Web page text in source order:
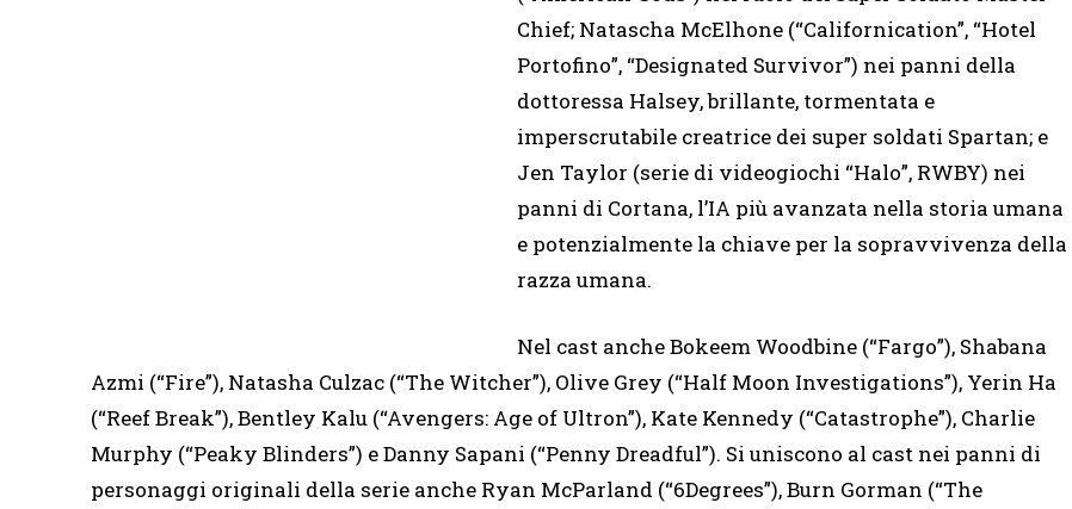
Chief; Natascha McElhone (“Californication”, “Hotel
Portofino”, “Designated Survivor”) nei panni della
dottoressa Halsey, brillante, tormentata e
imperscrutabile creatrice dei super soldati Spartan; e
Jen Taylor (serie di videogiochi “Halo”, RWBY) nei
panni di Cortana, l’IA più avanzata nella storia umana
e potenzialmente la chiave per la sopravvivenza della
razza umana.
Nel cast anche Bokeem Woodbine (“Fargo”), Shabana
Azmi (“Fire”), Natasha Culzac (“The Witcher”), Olive Grey (“Half Moon Investigations”), Yerin Ha
(“Reef Break”), Bentley Kalu (“Avengers: Age of Ultron”), Kate Kennedy (“Catastrophe”), Charlie
Murphy (“Peaky Blinders”) e Danny Sapani (“Penny Dreadful”). Si uniscono al cast nei panni di
personaggi originali della serie anche Ryan McParland (“6Degrees”), Burn Gorman (“The